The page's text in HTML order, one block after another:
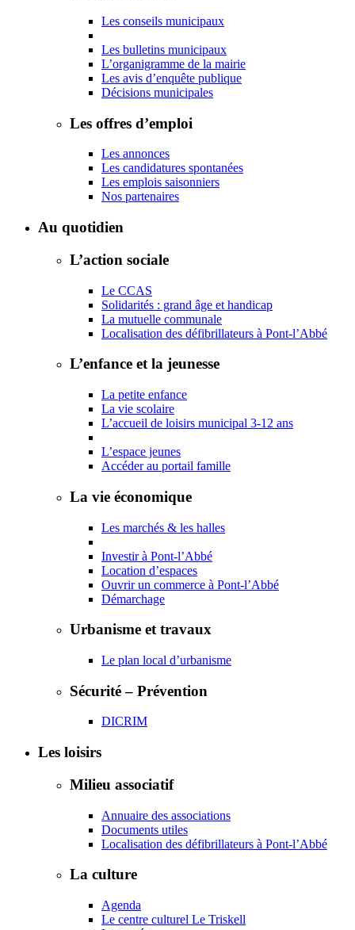
Les conseils municipaux
Les bulletins municipaux
L’organigramme de la mairie
Les avis d’enquête publique
Décisions municipales
Les offres d’emploi
Les annonces
Les candidatures spontanées
Les emplois saisonniers
Nos partenaires
Au quotidien
L’action sociale
Le CCAS
Solidarités : grand âge et handicap
La mutuelle communale
Localisation des défibrillateurs à Pont-l’Abbé
L’enfance et la jeunesse
La petite enfance
La vie scolaire
L’accueil de loisirs municipal 3-12 ans
L’espace jeunes
Accéder au portail famille
La vie économique
Les marchés & les halles
Investir à Pont-l’Abbé
Location d’espaces
Ouvrir un commerce à Pont-l’Abbé
Démarchage
Urbanisme et travaux
Le plan local d’urbanisme
Sécurité – Prévention
DICRIM
Les loisirs
Milieu associatif
Annuaire des associations
Documents utiles
Localisation des défibrillateurs à Pont-l’Abbé
La culture
Agenda
Le centre culturel Le Triskell